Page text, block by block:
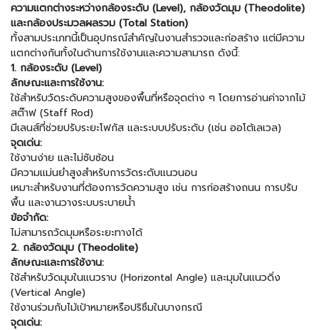
ความแตกต่างระหว่างกล้องระดับ (Level), กล้องวัดมุม (Theodolite)
และกล้องประมวลผลรวม (Total Station)
ทั้งสามประเภทนี้เป็นอุปกรณ์สำคัญในงานสำรวจและก่อสร้าง แต่มีความ
แตกต่างกันทั้งในด้านการใช้งานและความสามารถ ดังนี้:
1. กล้องระดับ (Level)
ลักษณะและการใช้งาน:
ใช้สำหรับวัดระดับความสูงของพื้นที่หรือจุดต่าง ๆ โดยการอ่านค่าจากไม้
สต๊าฟ (Staff Rod)
มีเลนส์ที่ช่วยปรับระยะโฟกัส และระบบปรับระดับ (เช่น ออโต้เลเวล)
จุดเด่น:
ใช้งานง่าย และไม่ซับซ้อน
มีความแม่นยำสูงสำหรับการวัดระดับแนวนอน
เหมาะสำหรับงานที่ต้องการวัดความสูง เช่น การก่อสร้างถนน การปรับ
พื้น และงานวางระบบระบายน้ำ
ข้อจำกัด:
ไม่สามารถวัดมุมหรือระยะทางได้
2. กล้องวัดมุม (Theodolite)
ลักษณะและการใช้งาน:
ใช้สำหรับวัดมุมในแนวราบ (Horizontal Angle) และมุมในแนวดิ่ง
(Vertical Angle)
ใช้งานร่วมกับไม้เป้าหมายหรือปริซึมในบางกรณี
จุดเด่น: